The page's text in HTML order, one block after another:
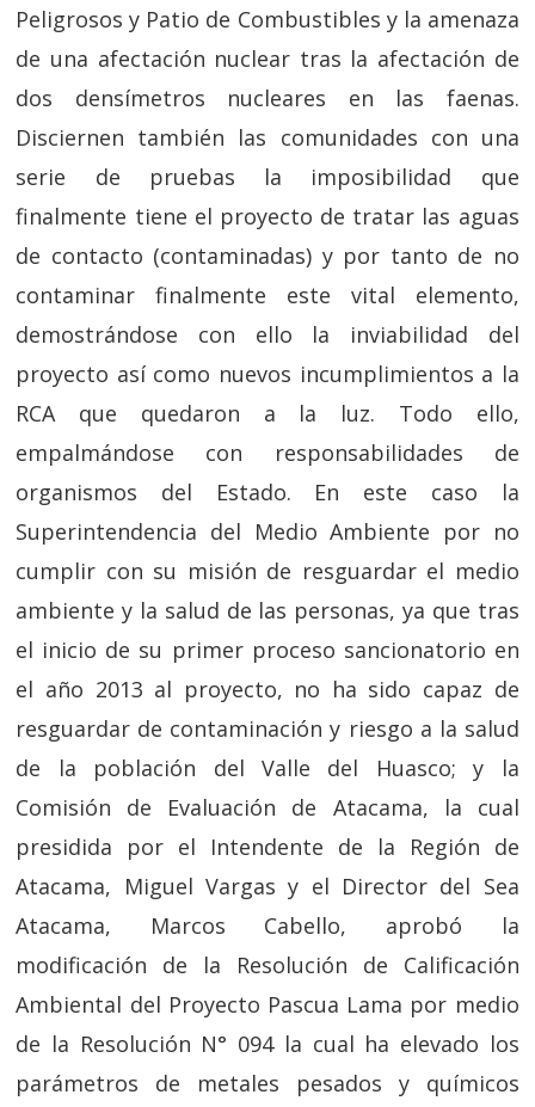
Peligrosos y Patio de Combustibles y la amenaza
de una afectación nuclear tras la afectación de
dos densímetros nucleares en las faenas.
Disciernen también las comunidades con una
serie de pruebas la imposibilidad que
finalmente tiene el proyecto de tratar las aguas
de contacto (contaminadas) y por tanto de no
contaminar finalmente este vital elemento,
demostrándose con ello la inviabilidad del
proyecto así como nuevos incumplimientos a la
RCA que quedaron a la luz. Todo ello,
empalmándose con responsabilidades de
organismos del Estado. En este caso la
Superintendencia del Medio Ambiente por no
cumplir con su misión de resguardar el medio
ambiente y la salud de las personas, ya que tras
el inicio de su primer proceso sancionatorio en
el año 2013 al proyecto, no ha sido capaz de
resguardar de contaminación y riesgo a la salud
de la población del Valle del Huasco; y la
Comisión de Evaluación de Atacama, la cual
presidida por el Intendente de la Región de
Atacama, Miguel Vargas y el Director del Sea
Atacama, Marcos Cabello, aprobó la
modificación de la Resolución de Calificación
Ambiental del Proyecto Pascua Lama por medio
de la Resolución N° 094 la cual ha elevado los
parámetros de metales pesados y químicos